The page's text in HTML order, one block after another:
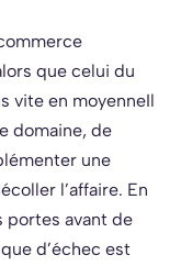
que celui du
vite en moyenneIl
domaine, de
une
l’affaire. En
portes avant de
d’échec est